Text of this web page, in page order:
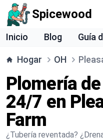
Spicewood
Inicio Blog Guía
Hogar OH
Plomería
24/7 en
Farm
¿Tubería reventada?